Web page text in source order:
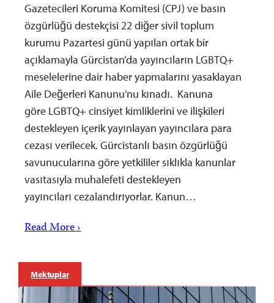
Gazetecileri Koruma Komitesi (CPJ) ve basın
özgürlüğü destekçisi 22 diğer sivil toplum
kurumu Pazartesi günü yapılan ortak bir
açıklamayla Gürcistan’da yayıncıların LGBTQ+
meselelerine dair haber yapmalarını yasaklayan
Aile Değerleri Kanunu’nu kınadı. Kanuna
göre LGBTQ+ cinsiyet kimliklerini ve ilişkileri
destekleyen içerik yayınlayan yayıncılara para
cezası verilecek. Gürcistanlı basın özgürlüğü
savunucularına göre yetkililer sıklıkla kanunlar
vasıtasıyla muhalefeti destekleyen
yayıncıları cezalandırıyorlar. Kanun…
Read More ›
Mektuplar